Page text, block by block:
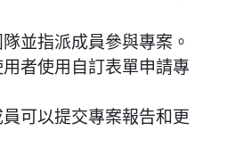
並指派成員參與專案。
者使用自訂表單申請專
可以提交專案報告和更